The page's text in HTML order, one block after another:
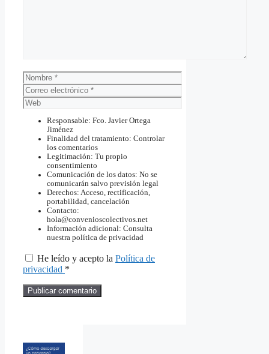
Nombre
Correo
electrónico
Web
Responsable: Fco. Javier Ortega
Jiménez
Finalidad del tratamiento: Controlar
los comentarios
Legitimación: Tu propio
consentimiento
Comunicación de los datos: No se
comunicarán salvo previsión legal
Derechos: Acceso, rectificación,
portabilidad, cancelación
Contacto:
hola@convenioscolectivos.net
Información adicional: Consulta
nuestra política de privacidad
He leído y acepto la Política de
privacidad *